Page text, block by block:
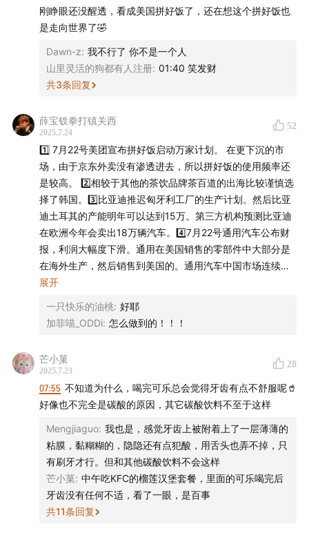
往期传送门：
咖啡豆｜堪称「外卖界的拼多多」，拼好饭为何如此便
巧克力或成「甜蜜的负担」，可可豆价格为何狂飙不止？
声动活泼年度新节目上线！
我们的新节目——「Knock Knock 世界」上线啦！这次，
我们倾全团队之力为 AI 时代的青少年做了一件微小但重
要的事。
业科技、社会人文等话题，解读表象背后的深层逻辑，启
发青少年提出自己的好奇。每周一、三、五早晨 6 点在各
大音频平台准时更新。
🧧前 3 期内容可以免费试听。现在就去节目主页一探究竟
小宇宙听友请点这里
Apple Podcast 听友
刚睁眼还没醒透，看成美国拼好饭了，还在想这个拼好饭也
是走向世界了🤣
Dawn-z: 我不行了 你不是一个人
山里灵活的狗都有人注册: 01:40 笑发财
共3条回复
薛宝钗拳打镇关西
2025.7.24
52
1️⃣ 7月22号美团宣布拼好饭启动万家计划。 在更下沉的市
场，由于京东外卖没有渗透进去，所以拼好饭的使用频率还
是较高。 2️⃣相较于其他的茶饮品牌茶百道的出海比较谨慎选
择了韩国。3️⃣比亚迪推迟匈牙利工厂的生产计划。然后比亚
迪土耳其的产能明年可以达到15万。第三方机构预测比亚迪
在欧洲今年会卖出18万辆汽车。4️⃣7月22号通用汽车公布财
报，利润大幅度下滑。通用在美国销售的零部件中大部分是
在海外生产，然后销售到美国的。通用汽车中国市场连续三
个季度实现盈利。新能源车型（包括纯电动、插电混动和增
居通用在华新能源产品销量首位 。5️⃣7月22号，亚马逊宣布
收购可穿戴设备。实时语音监听。不过，Bee AI手环存在实
据，公司不会保存、长期存储或使用录音进行AI训练，但亚
马逊收购后是否会延续相关隐私政策尚不确定，用户信息安
全问题有待观察 。6️⃣特斯拉第7个季度销量下滑。加州是全
一，其销量的持续下滑对特斯拉影响较大 。7️⃣7月22号可口
可乐发布二季度财报。- 销量情况：全球销量同比下滑1%，
但价格/产品组合同比增长6%。其中，无糖可口可乐得益于
所有地理运营板块的增长，销量同比增长14%。分地区来
看，欧洲、中东和非洲地区单箱销量增长3%，拉丁美洲地区
单箱销量下降2%，北美地区单箱销量下降1%，亚太地区单箱
展开
一只快乐的油桃: 好耶
加菲喵_ODDi: 怎么做到的！！！
芒小菓
2025.7.23
28
07:55 不知道为什么，喝完可乐总会觉得牙齿有点不舒服呢🥤
好像也不完全是碳酸的原因，其它碳酸饮料不至于这样
Mengjiaguo: 我也是，感觉牙齿上被附着上了一层薄薄的
粘膜，黏糊糊的，隐隐还有点犯酸，用舌头也弄不掉，只
有刷牙才行。但和其他碳酸饮料不会这样
芒小菓: 中午吃KFC的榴莲汉堡套餐，里面的可乐喝完后
牙齿没有任何不适，看了一眼，是百事
共11条回复